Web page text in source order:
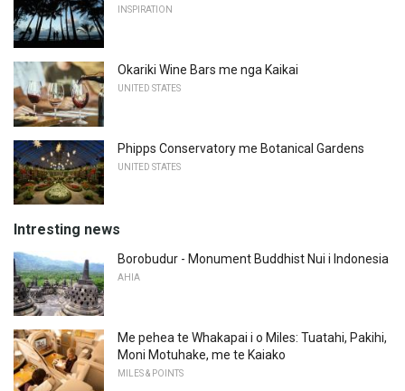
INSPIRATION
Okariki Wine Bars me nga Kaikai
UNITED STATES
Phipps Conservatory me Botanical Gardens
UNITED STATES
Intresting news
Borobudur - Monument Buddhist Nui i Indonesia
AHIA
Me pehea te Whakapai i o Miles: Tuatahi, Pakihi,
Moni Motuhake, me te Kaiako
MILES & POINTS